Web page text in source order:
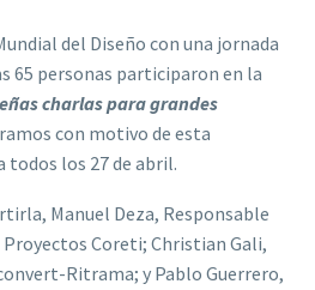
del Diseño con una jornada
65 personas participaron en la
charlas para grandes
con motivo de esta
todos los 27 de abril.
Manuel Deza, Responsable
Coreti; Christian Gali,
Ritrama; y Pablo Guerrero,